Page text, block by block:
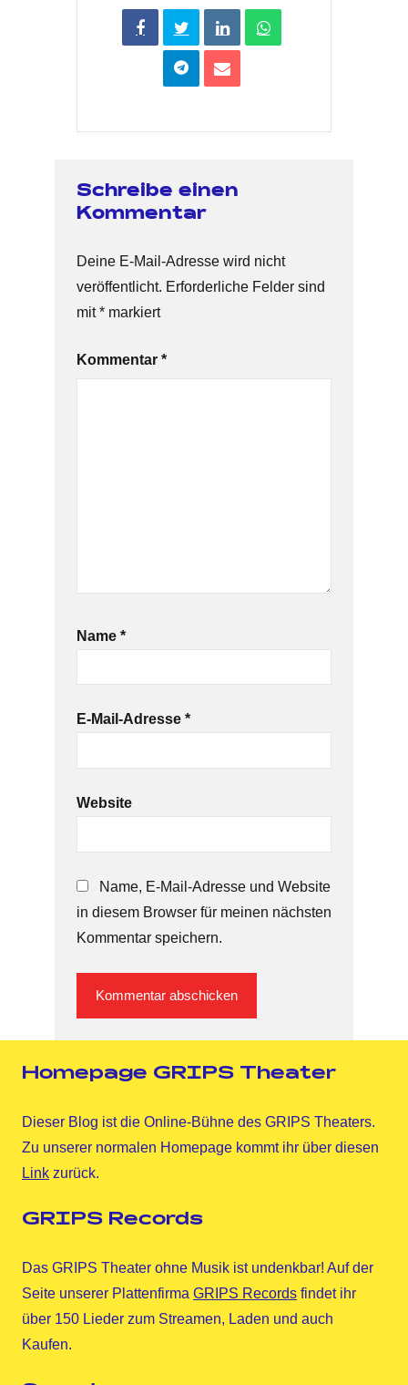
Schreibe einen
Kommentar
Deine E-Mail-Adresse wird nicht
veröffentlicht. Erforderliche Felder sind
mit* markiert
Kommentar *
Name *
E-Mail-Adresse *
Website
Name, E-Mail-Adresse und Website
in diesem Browser für meinen nächsten
Kommentar speichern.
Homepage GRIPS Theater
Dieser Blog ist die Online-Bühne des GRIPS Theaters.
Zu unserer normalen Homepage kommt ihr über diesen
Link zurück.
GRIPS Records
Das GRIPS Theater ohne Musik ist undenkbar! Auf der
Seite unserer Plattenfirma GRIPS Records findet ihr
über 150 Lieder zum Streamen, Laden und auch
Kaufen.